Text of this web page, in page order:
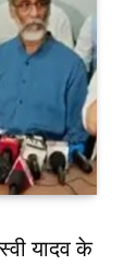
यादव के